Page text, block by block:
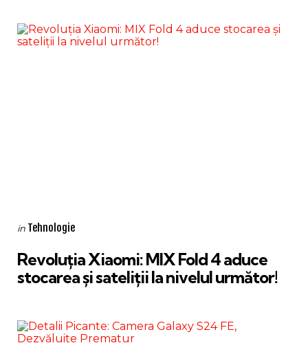
Categories
Posted
in Tehnologie
Revoluția Xiaomi: MIX Fold 4 aduce
stocarea și sateliții la nivelul următor!